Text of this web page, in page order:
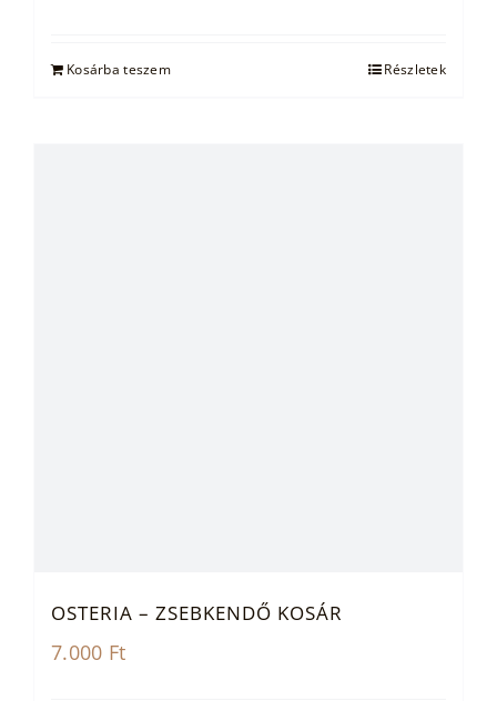
14.500 Ft.
Kosárba teszem Részletek
OSTERIA – ZSEBKENDŐ KOSÁR
7.000 Ft